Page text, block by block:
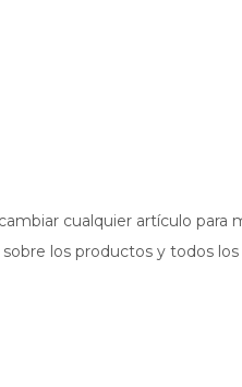
cualquier artículo para
los productos y todos